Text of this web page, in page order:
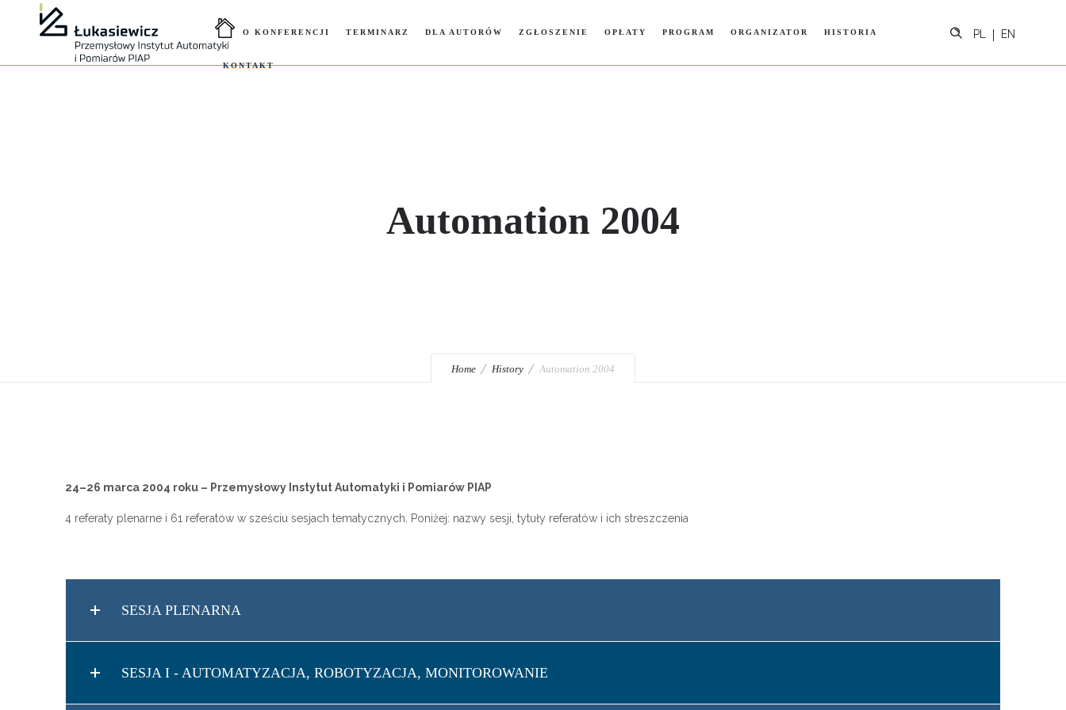
PL EN
O KONFERENCJI TERMINARZ DLA AUTORÓW ZGŁOSZENIE OPŁATY PROGRAM ORGANIZATOR HISTORIA
KONTAKT
Automation 2004
Home History Automation 2004
24–26 marca 2004 roku – Przemysłowy Instytut Automatyki i Pomiarów PIAP
4 referaty plenarne i 61 referatów w sześciu sesjach tematycznych. Poniżej: nazwy sesji, tytuły referatów i ich streszczenia
SESJA PLENARNA
SESJA I - AUTOMATYZACJA, ROBOTYZACJA, MONITOROWANIE